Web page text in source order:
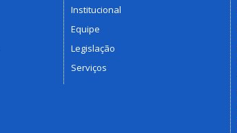
Institucional
Equipe
Legislação
Serviços